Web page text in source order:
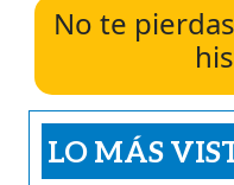
No te
LO MÁS